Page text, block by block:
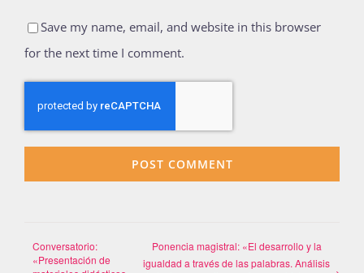
Save my name, email, and website in this browser
for the next time I comment.
Conversatorio:
«Presentación de
Ponencia magistral: «El desarrollo y la
igualdad a través de las palabras. Análisis